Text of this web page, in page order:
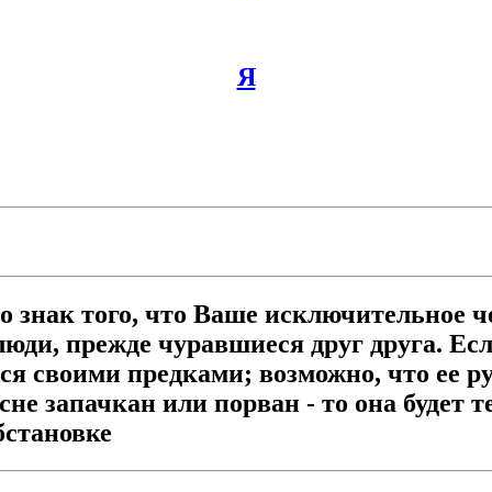
Я
того, что Ваше исключительное
прежде чуравшиеся друг друга.
своими предками; возможно, что ее
запачкан или порван - то она будет